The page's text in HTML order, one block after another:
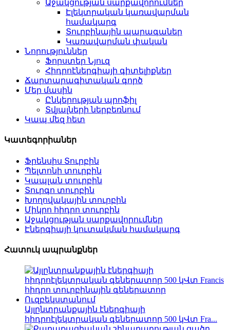
Աջակցության սարքավորումներ
Էլեկտրական կառավարման
համակարգ
Տուրբինային պարագաներ
Կառավարման փական
Նորություններ
Ֆորստեր Նյուզ
Հիդրոէներգիայի գիտելիքներ
Ճարտարագիտական ​​​​գործ
Մեր մասին
Ընկերության պրոֆիլ
Տվյալների ներբեռնում
Կապ մեզ հետ
Կատեգորիաներ
Ֆրենսիս Տուրբին
Պելտոնի տուրբին
Կապլան տուրբին
Տուրգո տուրբին
Խողովակային տուրբին
Միկրո հիդրո տուրբին
Աջակցության սարքավորումներ
Էներգիայի կուտակման համակարգ
Հատուկ ապրանքներ
Այլընտրանքային էներգիայի
հիդրոէլեկտրական գեներատոր 500 կՎտ Fra...